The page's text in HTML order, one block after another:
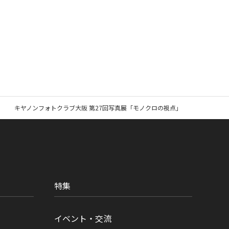
キヤノンフォトクラブ大阪 第27回写真展「モノクロの視点」
特集
イベント・交流